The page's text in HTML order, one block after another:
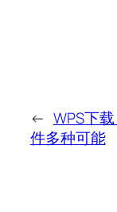
← WPS下
件多种可能